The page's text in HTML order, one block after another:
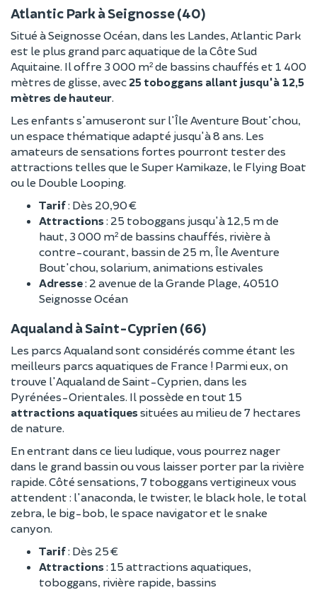
Atlantic Park à Seignosse (40)
Situé à Seignosse Océan, dans les Landes, Atlantic Park
est le plus grand parc aquatique de la Côte Sud
Aquitaine. Il offre 3 000 m² de bassins chauffés et 1 400
mètres de glisse, avec 25 toboggans allant jusqu'à 12,5
mètres de hauteur.
Les enfants s'amuseront sur l'Île Aventure Bout'chou,
un espace thématique adapté jusqu'à 8 ans. Les
amateurs de sensations fortes pourront tester des
attractions telles que le Super Kamikaze, le Flying Boat
ou le Double Looping.
Tarif: Dès 20,90 €
Attractions: 25 toboggans jusqu'à 12,5 m de
haut, 3 000 m² de bassins chauffés, rivière à
contre-courant, bassin de 25 m, Île Aventure
Bout'chou, solarium, animations estivales
Adresse: 2 avenue de la Grande Plage, 40510
Seignosse Océan
Aqualand à Saint-Cyprien (66)
Les parcs Aqualand sont considérés comme étant les
meilleurs parcs aquatiques de France ! Parmi eux, on
trouve l'Aqualand de Saint-Cyprien, dans les
Pyrénées-Orientales. Il possède en tout 15
attractions aquatiquessituées au milieu de 7 hectares
de nature.
En entrant dans ce lieu ludique, vous pourrez nager
dans le grand bassin ou vous laisser porter par la rivière
rapide. Côté sensations, 7 toboggans vertigineux vous
attendent : l'anaconda, le twister, le black hole, le total
zebra, le big-bob, le space navigator et le snake
canyon.
Tarif: Dès 25 €
Attractions: 15 attractions aquatiques,
toboggans, rivière rapide, bassins